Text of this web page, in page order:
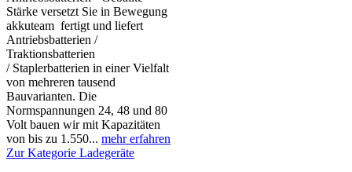
Stärke versetzt Sie in Bewegung
akkuteam fertigt und liefert
Antriebsbatterien /
Traktionsbatterien
/ Staplerbatterien in einer Vielfalt
von mehreren tausend
Bauvarianten. Die
Normspannungen 24, 48 und 80
Volt bauen wir mit Kapazitäten
von bis zu 1.550... mehr erfahren
Zur Kategorie Ladegeräte